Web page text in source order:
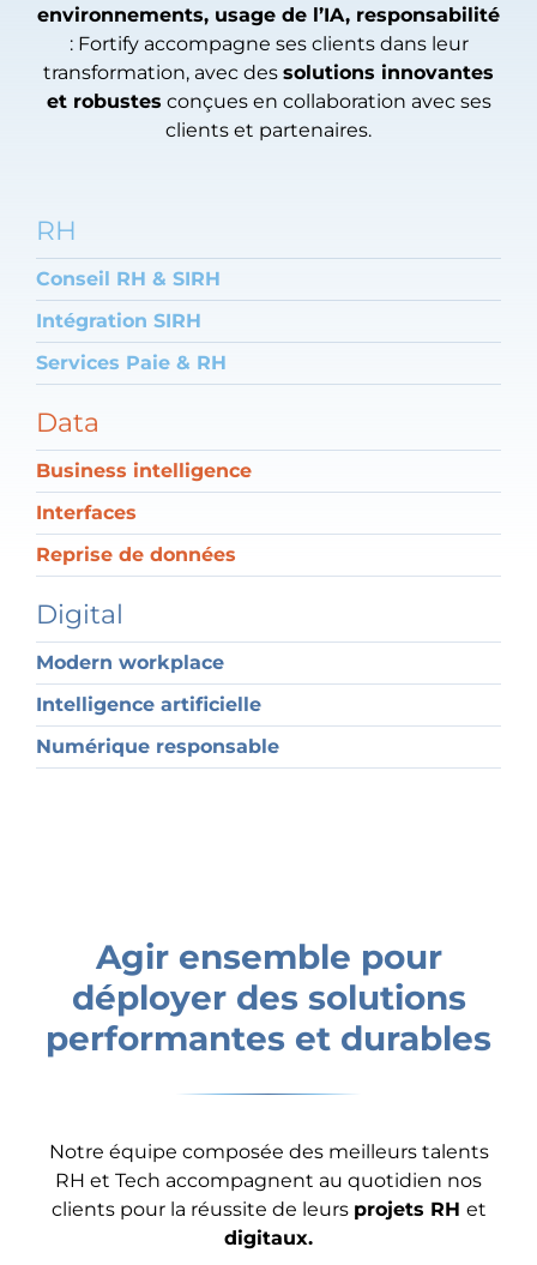
environnements, usage de l’IA, responsabilité
: Fortify accompagne ses clients dans leur
transformation, avec des solutions innovantes
et robustes conçues en collaboration avec ses
clients et partenaires.
RH
Conseil RH & SIRH
Intégration SIRH
Services Paie & RH
Data
Business intelligence
Interfaces
Reprise de données
Digital
Modern workplace
Intelligence artificielle
Numérique responsable
Agir ensemble pour
déployer des solutions
performantes et durables
Notre équipe composée des meilleurs talents
RH et Tech accompagnent au quotidien nos
clients pour la réussite de leurs projets RH et
digitaux.